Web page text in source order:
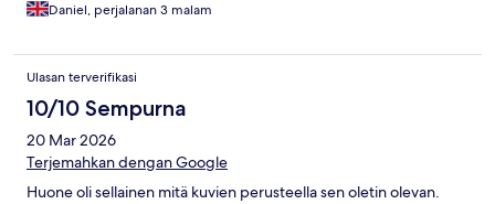
Daniel, perjalanan 3 malam
Ulasan terverifikasi
10/10 Sempurna
20 Mar 2026
Terjemahkan dengan Google
Huone oli sellainen mitä kuvien perusteella sen oletin olevan.